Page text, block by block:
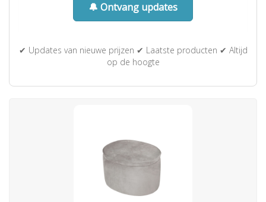
🔔 Ontvang updates
✔ Updates van nieuwe prijzen ✔ Laatste producten ✔ Altijd
op de hoogte